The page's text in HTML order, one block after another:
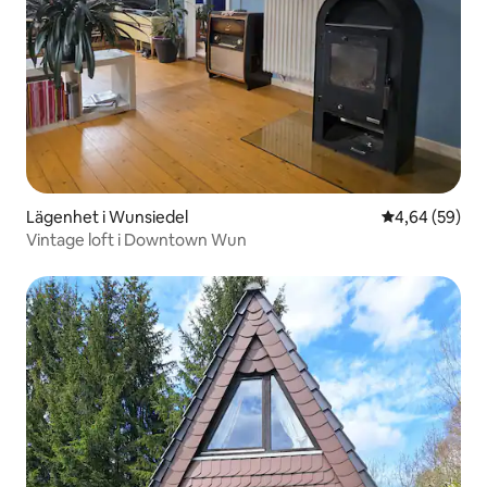
Lägenhet i Wunsiedel 4,64 av 5 i
4,64 (59)
Vintage loft i Downtown Wun